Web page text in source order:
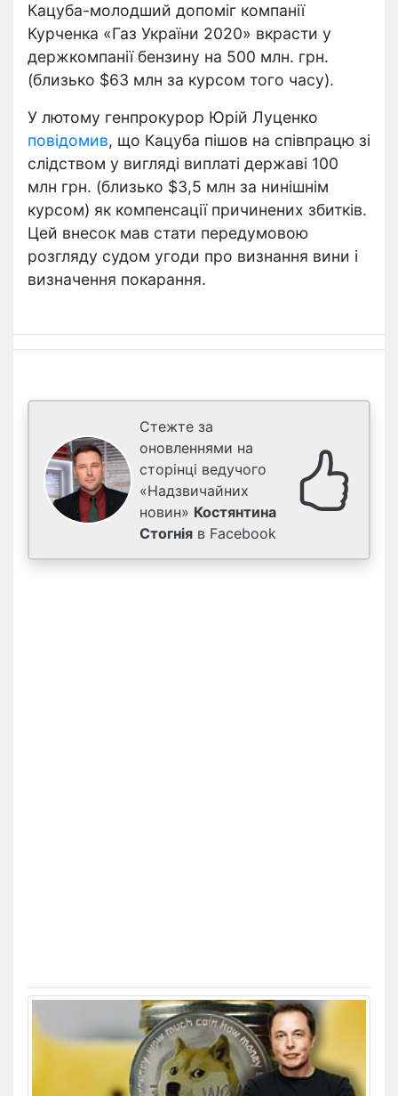
Кацуба-молодший допоміг компанії
Курченка «Газ України 2020» вкрасти у
держкомпанії бензину на 500 млн. грн.
(близько $63 млн за курсом того часу).
У лютому генпрокурор Юрій Луценко
повідомив, що Кацуба пішов на співпрацю зі
слідством у вигляді виплаті державі 100
млн грн. (близько $3,5 млн за нинішнім
курсом) як компенсації причинених збитків.
Цей внесок мав стати передумовою
розгляду судом угоди про визнання вини і
визначення покарання.
Стежте за
оновленнями на
сторінці ведучого
«Надзвичайних
новин» Костянтина
Стогнія в Facebook